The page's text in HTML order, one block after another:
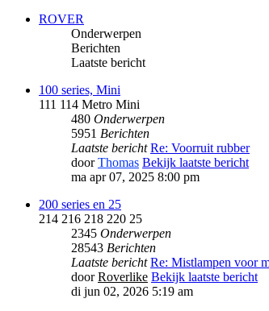
ROVER
Onderwerpen
Berichten
Laatste bericht
100 series, Mini
111 114 Metro Mini
480 Onderwerpen
5951 Berichten
Laatste bericht Re: Voorruit rubber
doorThomas Bekijk laatste bericht
ma apr 07, 2025 8:00 pm
200 series en 25
214 216 218 220 25
2345 Onderwerpen
28543 Berichten
Laatste bericht Re: Mistlampen voor
doorRoverlike Bekijk laatste bericht
di jun 02, 2026 5:19 am